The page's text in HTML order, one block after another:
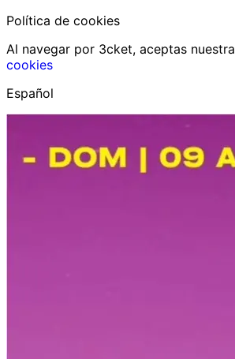
Política de cookies
Al navegar por 3cket, aceptas nuestra
cookies
Español